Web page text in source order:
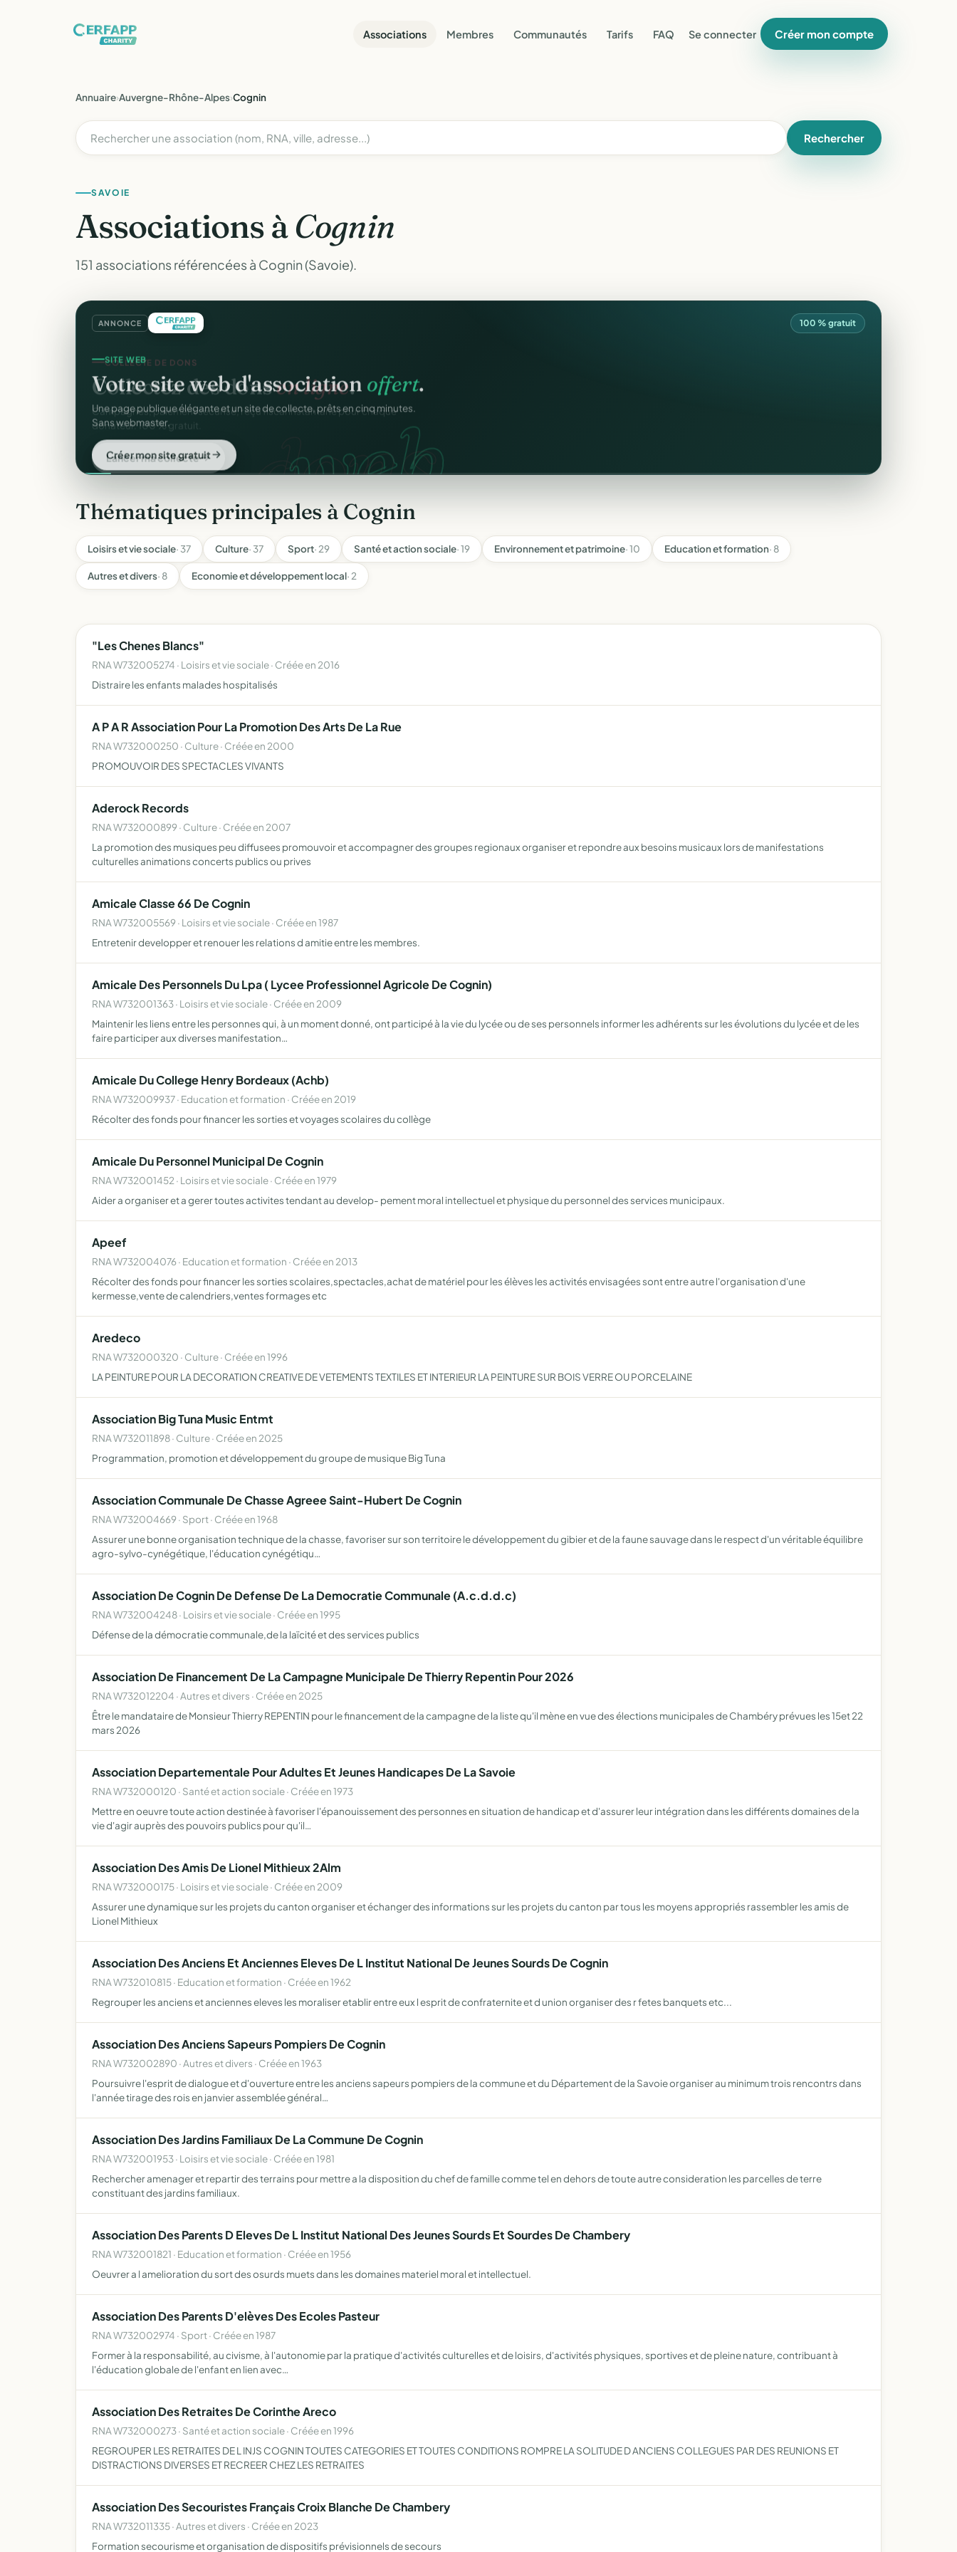
Associations Membres Communautés Tarifs FAQ Se connecter Créer mon compte
Annuaire›Auvergne-Rhône-Alpes›Cognin
Rechercher
SAVOIE
Associations àCognin
151 associations référencées à Cognin (Savoie).
ANNONCE 100 % gratuit
web.
SITE WEB
Votre site web d'association offert.
Une page publique élégante et un site de collecte, prêts en cinq minutes.
Sans webmaster.
Créer mon site gratuit
Thématiques principales à Cognin
Loisirs et vie sociale· 37 Culture· 37 Sport· 29 Santé et action sociale· 19 Environnement et patrimoine· 10 Education et formation· 8
Autres et divers· 8 Economie et développement local· 2
"Les Chenes Blancs"
RNA W732005274 · Loisirs et vie sociale · Créée en 2016
Distraire les enfants malades hospitalisés
A P A R Association Pour La Promotion Des Arts De La Rue
RNA W732000250 · Culture · Créée en 2000
PROMOUVOIR DES SPECTACLES VIVANTS
Aderock Records
RNA W732000899 · Culture · Créée en 2007
La promotion des musiques peu diffusees promouvoir et accompagner des groupes regionaux organiser et repondre aux besoins musicaux lors de manifestations
culturelles animations concerts publics ou prives
Amicale Classe 66 De Cognin
RNA W732005569 · Loisirs et vie sociale · Créée en 1987
Entretenir developper et renouer les relations d amitie entre les membres.
Amicale Des Personnels Du Lpa ( Lycee Professionnel Agricole De Cognin)
RNA W732001363 · Loisirs et vie sociale · Créée en 2009
Maintenir les liens entre les personnes qui, à un moment donné, ont participé à la vie du lycée ou de ses personnels informer les adhérents sur les évolutions du lycée et de les
faire participer aux diverses manifestation…
Amicale Du College Henry Bordeaux (Achb)
RNA W732009937 · Education et formation · Créée en 2019
Récolter des fonds pour financer les sorties et voyages scolaires du collège
Amicale Du Personnel Municipal De Cognin
RNA W732001452 · Loisirs et vie sociale · Créée en 1979
Aider a organiser et a gerer toutes activites tendant au develop- pement moral intellectuel et physique du personnel des services municipaux.
Apeef
RNA W732004076 · Education et formation · Créée en 2013
Récolter des fonds pour financer les sorties scolaires,spectacles,achat de matériel pour les élèves les activités envisagées sont entre autre l'organisation d'une
kermesse,vente de calendriers,ventes formages etc
Aredeco
RNA W732000320 · Culture · Créée en 1996
LA PEINTURE POUR LA DECORATION CREATIVE DE VETEMENTS TEXTILES ET INTERIEUR LA PEINTURE SUR BOIS VERRE OU PORCELAINE
Association Big Tuna Music Entmt
RNA W732011898 · Culture · Créée en 2025
Programmation, promotion et développement du groupe de musique Big Tuna
Association Communale De Chasse Agreee Saint-Hubert De Cognin
RNA W732004669 · Sport · Créée en 1968
Assurer une bonne organisation technique de la chasse, favoriser sur son territoire le développement du gibier et de la faune sauvage dans le respect d'un véritable équilibre
agro-sylvo-cynégétique, l'éducation cynégétiqu…
Association De Cognin De Defense De La Democratie Communale (A.c.d.d.c)
RNA W732004248 · Loisirs et vie sociale · Créée en 1995
Défense de la démocratie communale,de la laïcité et des services publics
Association De Financement De La Campagne Municipale De Thierry Repentin Pour 2026
RNA W732012204 · Autres et divers · Créée en 2025
Être le mandataire de Monsieur Thierry REPENTIN pour le financement de la campagne de la liste qu'il mène en vue des élections municipales de Chambéry prévues les 15et 22
mars 2026
Association Departementale Pour Adultes Et Jeunes Handicapes De La Savoie
RNA W732000120 · Santé et action sociale · Créée en 1973
Mettre en oeuvre toute action destinée à favoriser l'épanouissement des personnes en situation de handicap et d'assurer leur intégration dans les différents domaines de la
vie d'agir auprès des pouvoirs publics pour qu'il…
Association Des Amis De Lionel Mithieux 2Alm
RNA W732000175 · Loisirs et vie sociale · Créée en 2009
Assurer une dynamique sur les projets du canton organiser et échanger des informations sur les projets du canton par tous les moyens appropriés rassembler les amis de
Lionel Mithieux
Association Des Anciens Et Anciennes Eleves De L Institut National De Jeunes Sourds De Cognin
RNA W732010815 · Education et formation · Créée en 1962
Regrouper les anciens et anciennes eleves les moraliser etablir entre eux l esprit de confraternite et d union organiser des r fetes banquets etc...
Association Des Anciens Sapeurs Pompiers De Cognin
RNA W732002890 · Autres et divers · Créée en 1963
Poursuivre l'esprit de dialogue et d'ouverture entre les anciens sapeurs pompiers de la commune et du Département de la Savoie organiser au minimum trois rencontrs dans
l'année tirage des rois en janvier assemblée général…
Association Des Jardins Familiaux De La Commune De Cognin
RNA W732001953 · Loisirs et vie sociale · Créée en 1981
Rechercher amenager et repartir des terrains pour mettre a la disposition du chef de famille comme tel en dehors de toute autre consideration les parcelles de terre
constituant des jardins familiaux.
Association Des Parents D Eleves De L Institut National Des Jeunes Sourds Et Sourdes De Chambery
RNA W732001821 · Education et formation · Créée en 1956
Oeuvrer a l amelioration du sort des osurds muets dans les domaines materiel moral et intellectuel.
Association Des Parents D'elèves Des Ecoles Pasteur
RNA W732002974 · Sport · Créée en 1987
Former à la responsabilité, au civisme, à l'autonomie par la pratique d'activités culturelles et de loisirs, d'activités physiques, sportives et de pleine nature, contribuant à
l'éducation globale de l'enfant en lien avec…
Association Des Retraites De Corinthe Areco
RNA W732000273 · Santé et action sociale · Créée en 1996
REGROUPER LES RETRAITES DE L INJS COGNIN TOUTES CATEGORIES ET TOUTES CONDITIONS ROMPRE LA SOLITUDE D ANCIENS COLLEGUES PAR DES REUNIONS ET
DISTRACTIONS DIVERSES ET RECREER CHEZ LES RETRAITES
Association Des Secouristes Français Croix Blanche De Chambery
RNA W732011335 · Autres et divers · Créée en 2023
Formation secourisme et organisation de dispositifs prévisionnels de secours